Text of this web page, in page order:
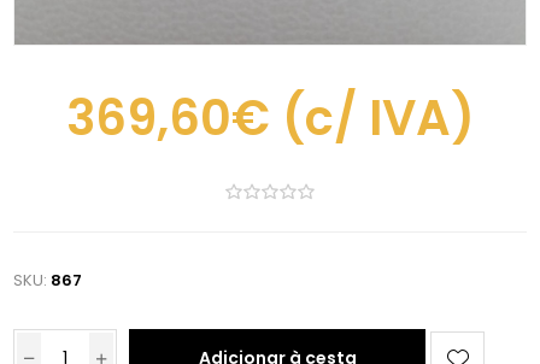
369,60€ (c/ IVA)
SKU: 867
Adicionar à cesta